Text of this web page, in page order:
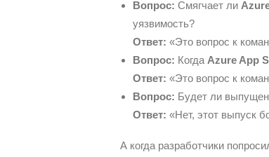
Вопрос: Смягчает ли
уязвимость?
Ответ: «Это вопрос к
Вопрос: Когда Azure App
Ответ: «Это вопрос к
Вопрос: Будет ли
Ответ: «Нет, этот выпуск
А когда разработчики